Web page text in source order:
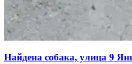
Найдена собака, улица 9